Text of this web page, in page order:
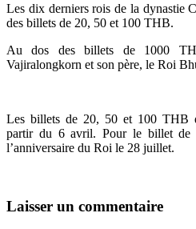
Les dix derniers rois de la dynastie
des billets de 20, 50 et 100 THB.
Au dos des billets de 1000
Vajiralongkorn et son père, le Roi
Les billets de 20, 50 et 100 THB
partir du 6 avril. Pour le billet de
l’anniversaire du Roi le 28 juillet.
Laisser un commentaire